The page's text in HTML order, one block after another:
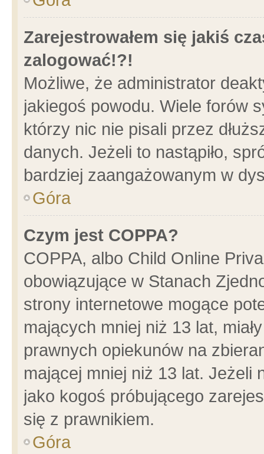
Zarejestrowałem się jakiś
zalogować!?!
Możliwe, że administrator
jakiegoś powodu. Wiele forów
którzy nic nie pisali przez
danych. Jeżeli to nastąpiło,
bardziej zaangażowanym w
Góra
Czym jest COPPA?
COPPA, albo Child Online
obowiązujące w Stanach
strony internetowe mogące
mających mniej niż 13 lat,
prawnych opiekunów na
mającej mniej niż 13 lat. Jeżeli
jako kogoś próbującego
się z prawnikiem.
Góra